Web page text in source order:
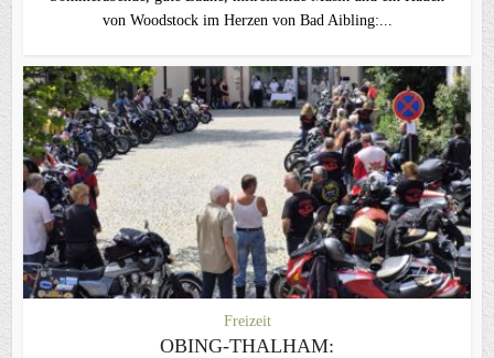
von Woodstock im Herzen von Bad Aibling:...
Freizeit
OBING-THALHAM: